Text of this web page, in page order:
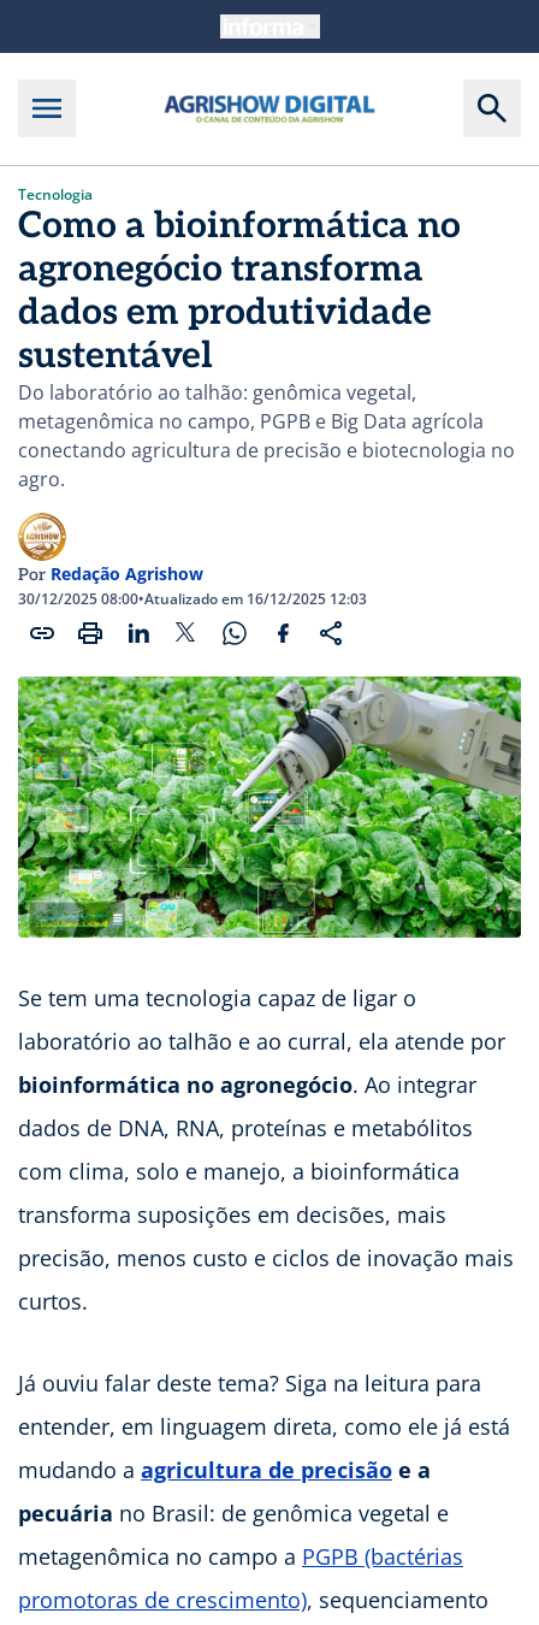
Tecnologia
Como a bioinformática no
agronegócio transforma
dados em produtividade
sustentável
Do laboratório ao talhão: genômica vegetal,
metagenômica no campo, PGPB e Big Data agrícola
conectando agricultura de precisão e biotecnologia no
agro.
Por Redação Agrishow
30/12/2025 08:00•Atualizado em 16/12/2025 12:03
Se tem uma tecnologia capaz de ligar o
laboratório ao talhão e ao curral, ela atende por
bioinformática no agronegócio. Ao integrar
dados de DNA, RNA, proteínas e metabólitos
com clima, solo e manejo, a bioinformática
transforma suposições em decisões, mais
precisão, menos custo e ciclos de inovação mais
curtos.
Já ouviu falar deste tema? Siga na leitura para
entender, em linguagem direta, como ele já está
mudando a agricultura de precisão e a
pecuária no Brasil: de genômica vegetal e
metagenômica no campo a PGPB (bactérias
promotoras de crescimento), sequenciamento